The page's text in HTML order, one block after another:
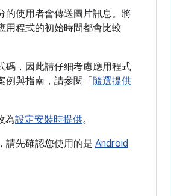
的使用者會傳送圖片訊息。將
用程式的初始時間都會比較
碼，因此請仔細考慮應用程式
與指南，請參閱「 隨選提供
為設定安裝時提供。
請先確認您使用的是 Android